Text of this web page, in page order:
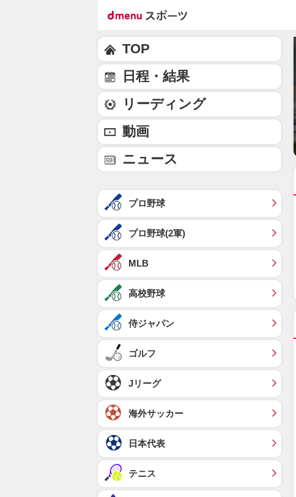
TOP
日程・結果
リーディング
動画
ニュース
プロ野球
プロ野球(2軍)
MLB
高校野球
侍ジャパン
ゴルフ
Jリーグ
海外サッカー
日本代表
テニス